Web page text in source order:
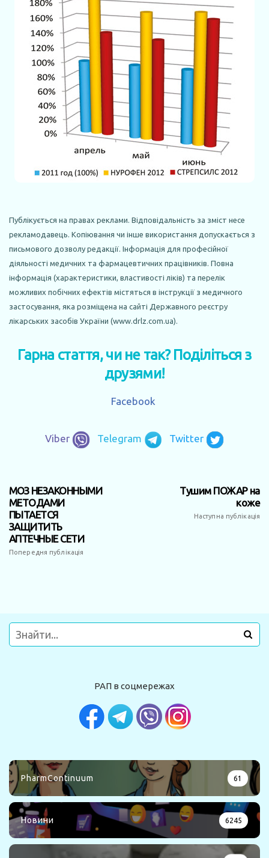
Публікується на правах реклами. Відповідальність за зміст несе
рекламодавець. Копіювання чи інше використання допускається з
письмового дозволу редакції. Інформація для професійної
діяльності медичних та фармацевтичних працівників. Повна
інформація (характеристики, властивості ліків) та перелік
можливих побічних ефектів містяться в інструкції з медичного
застосування, яка розміщена на сайті Державного реєстру
лікарських засобів України (www.drlz.com.ua).
Гарна стаття, чи не так? Поділіться з
друзями!
Facebook
Viber Telegram Twitter
МОЗ НЕЗАКОННЫМИ
МЕТОДАМИ
ПЫТАЕТСЯ
ЗАЩИТИТЬ
АПТЕЧНЫЕ СЕТИ
Попередня публікація
Тушим ПОЖАР на
коже
Наступна публікація
РАП в соцмережах
PharmContinuum 61
Новини 6245